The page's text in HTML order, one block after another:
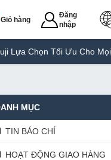
Giỏ hàng
Đăng
nhập
Tối Ưu Cho Mọi Công
MỤC
TIN BÁO CHÍ
HOẠT ĐỘNG GIAO HÀNG